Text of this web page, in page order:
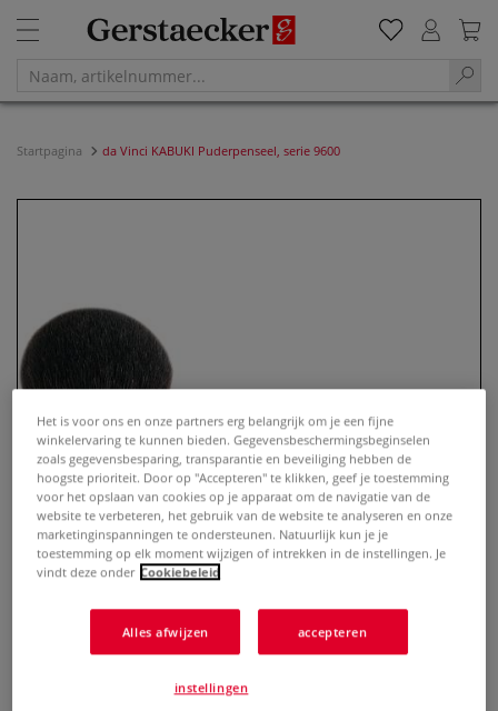
Startpagina da Vinci KABUKI Puderpenseel, serie 9600
Het is voor ons en onze partners erg belangrijk om je een fijne
winkelervaring te kunnen bieden. Gegevensbeschermingsbeginselen
zoals gegevensbesparing, transparantie en beveiliging hebben de
hoogste prioriteit. Door op "Accepteren" te klikken, geef je toestemming
voor het opslaan van cookies op je apparaat om de navigatie van de
website te verbeteren, het gebruik van de website te analyseren en onze
marketinginspanningen te ondersteunen. Natuurlijk kun je je
toestemming op elk moment wijzigen of intrekken in de instellingen. Je
vindt deze onder Cookiebeleid
Alles afwijzen accepteren
instellingen